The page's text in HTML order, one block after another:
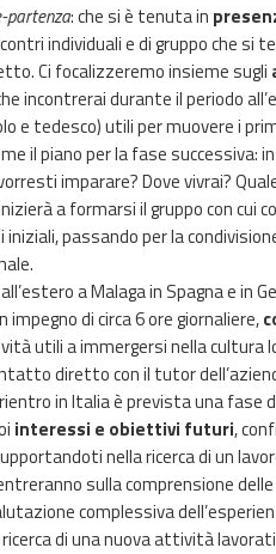
partenza: che si è tenuta in
individuali e di gruppo che si
Ci focalizzeremo insieme sugli
incontrerai durante il periodo
e tedesco) utili per muovere i
il piano per la fase successiva:
imparare? Dove vivrai?
a formarsi il gruppo con cui
passando per la
a Malaga in Spagna e in
impegno di circa 6 ore giornaliere,
utili a immergersi nella cultura
diretto con il tutor
in Italia è prevista una fase
interessi e obiettivi futuri,
nella ricerca di un
sulla comprensione
complessiva
di una nuova attività